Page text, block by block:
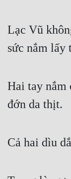
Lạc Vũ
sức nắm lấy
Hai tay nắm
đớn da thịt.
Cả hai dìu